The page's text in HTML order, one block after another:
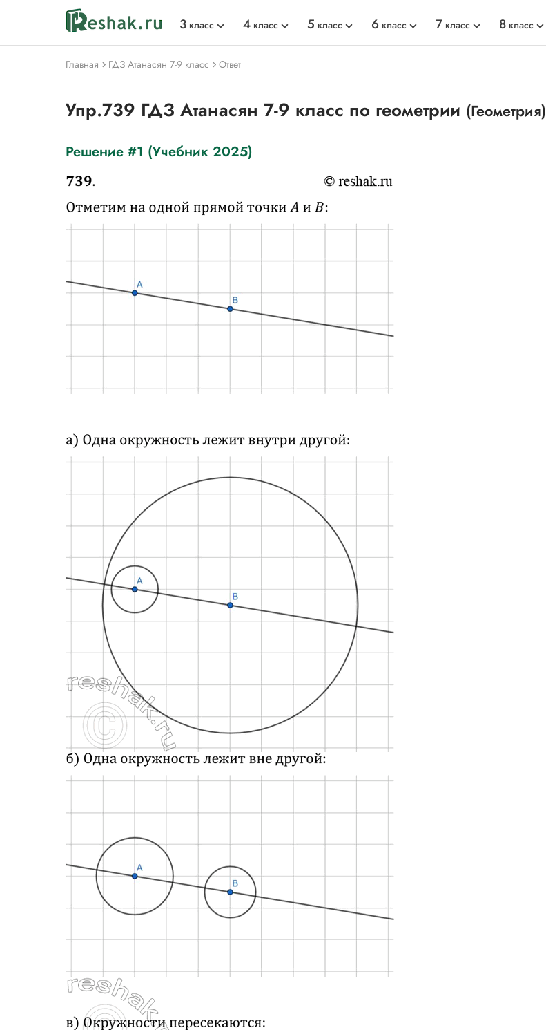
3 класс 4 класс 5 класс 6 класс 7 класс 8 класс
Главная ГДЗ Атанасян 7-9 класс Ответ
Упр.739 ГДЗ Атанасян 7-9 класс по геометрии (Геометрия)
Решение #1 (Учебник 2025)